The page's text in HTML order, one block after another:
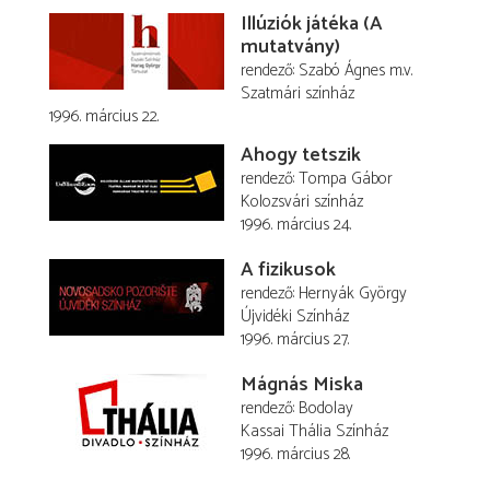
Illúziók játéka (A
mutatvány)
rendező Szabó Ágnes m.v.
Szatmári színház
1996. március 22.
Ahogy tetszik
rendező Tompa Gábor
Kolozsvári színház
1996. március 24.
A fizikusok
rendező Hernyák György
Újvidéki Színház
1996. március 27.
Mágnás Miska
rendező Bodolay
Kassai Thália Színház
1996. március 28.